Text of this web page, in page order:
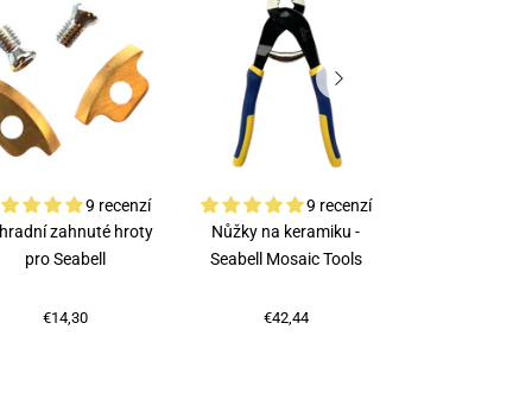
9 recenzí
zahnuté hroty
pro Seabell
€14,30
9 recenzí
Nůžky na keramiku -
Seabell Mosaic Tools
€42,44